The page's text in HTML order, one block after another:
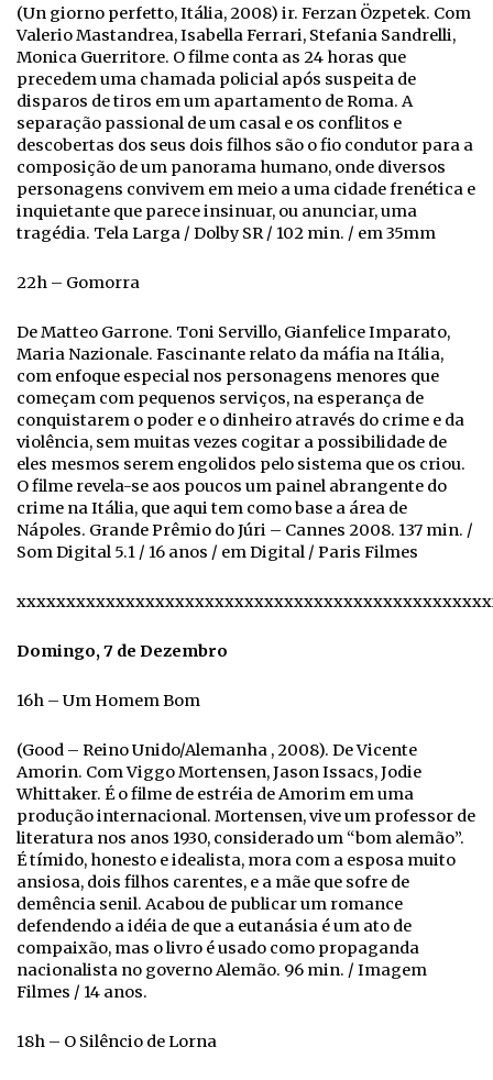
(Un giorno perfetto, Itália, 2008) ir. Ferzan Özpetek. Com
Valerio Mastandrea, Isabella Ferrari, Stefania Sandrelli,
Monica Guerritore. O filme conta as 24 horas que
precedem uma chamada policial após suspeita de
disparos de tiros em um apartamento de Roma. A
separação passional de um casal e os conflitos e
descobertas dos seus dois filhos são o fio condutor para a
composição de um panorama humano, onde diversos
personagens convivem em meio a uma cidade frenética e
inquietante que parece insinuar, ou anunciar, uma
tragédia. Tela Larga / Dolby SR / 102 min. / em 35mm
22h – Gomorra
De Matteo Garrone. Toni Servillo, Gianfelice Imparato,
Maria Nazionale. Fascinante relato da máfia na Itália,
com enfoque especial nos personagens menores que
começam com pequenos serviços, na esperança de
conquistarem o poder e o dinheiro através do crime e da
violência, sem muitas vezes cogitar a possibilidade de
eles mesmos serem engolidos pelo sistema que os criou.
O filme revela-se aos poucos um painel abrangente do
crime na Itália, que aqui tem como base a área de
Nápoles. Grande Prêmio do Júri – Cannes 2008. 137 min. /
Som Digital 5.1 / 16 anos / em Digital / Paris Filmes
Domingo, 7 de Dezembro
16h – Um Homem Bom
(Good – Reino Unido/Alemanha , 2008). De Vicente
Amorin. Com Viggo Mortensen, Jason Issacs, Jodie
Whittaker. É o filme de estréia de Amorim em uma
produção internacional. Mortensen, vive um professor de
literatura nos anos 1930, considerado um “bom alemão”.
É tímido, honesto e idealista, mora com a esposa muito
ansiosa, dois filhos carentes, e a mãe que sofre de
demência senil. Acabou de publicar um romance
defendendo a idéia de que a eutanásia é um ato de
compaixão, mas o livro é usado como propaganda
nacionalista no governo Alemão. 96 min. / Imagem
Filmes / 14 anos.
18h – O Silêncio de Lorna